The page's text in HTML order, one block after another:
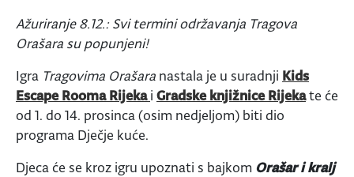
Ažuriranje 8.12.: Svi termini održavanja Tragova
Orašara su popunjeni!
Igra Tragovima Orašara nastala je u suradnji Kids
Escape Rooma Rijekai Gradske knjižnice Rijekate će
od 1. do 14. prosinca (osim nedjeljom) biti dio
programa Dječje kuće.
Djeca će se kroz igru upoznati s bajkom Orašar i kralj